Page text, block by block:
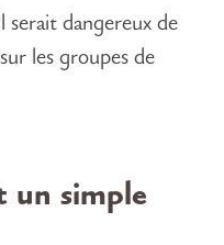
dangereux de
les groupes de
un simple